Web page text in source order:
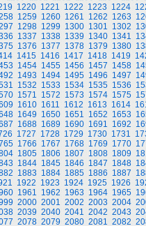
1220 1221 1222 1223 1224
1259 1260 1261 1262 1263
1298 1299 1300 1301 1302
1337 1338 1339 1340 1341
1376 1377 1378 1379 1380
1415 1416 1417 1418 1419
1454 1455 1456 1457 1458
1493 1494 1495 1496 1497
1532 1533 1534 1535 1536
1571 1572 1573 1574 1575
1610 1611 1612 1613 1614
1649 1650 1651 1652 1653
1688 1689 1690 1691 1692
1727 1728 1729 1730 1731
1766 1767 1768 1769 1770
1805 1806 1807 1808 1809
1844 1845 1846 1847 1848
1883 1884 1885 1886 1887
1922 1923 1924 1925 1926
1961 1962 1963 1964 1965
2000 2001 2002 2003 2004
2039 2040 2041 2042 2043
2078 2079 2080 2081 2082